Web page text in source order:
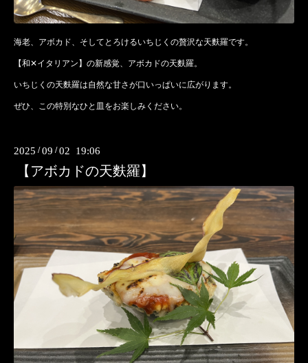
海老、アボカド、そしてとろけるいちじくの贅沢な天麩羅です。
【和✕イタリアン】の新感覚、アボカドの天麩羅。
いちじくの天麩羅は自然な甘さが口いっぱいに広がります。
ぜひ、この特別なひと皿をお楽しみください。
2025 /09 /02 19:06
【アボカドの天麩羅】